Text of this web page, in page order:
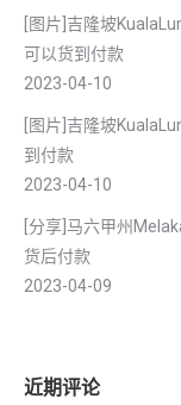
[图片]吉隆坡
可以货到付款
2023-04-10
[图片]吉隆坡
到付款
2023-04-10
[分享]马六甲州
货后付款
2023-04-09
近期评论